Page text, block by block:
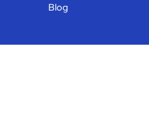
Blog